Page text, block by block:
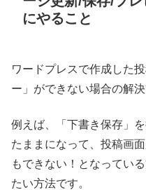
にやること
ワードプレスで作成した
ー」ができない場合の解決
例えば、「下書き保存」
たままになって、投稿画
もできない！となってい
たい方法です。